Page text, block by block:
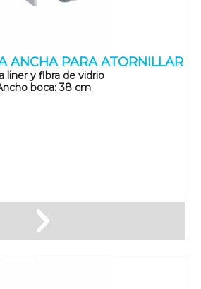
ANCHA PARA ATORNILLAR
liner y fibra de vidrio
boca: 38 cm